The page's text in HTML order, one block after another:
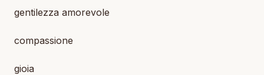
gentilezza amorevole
compassione
gioia